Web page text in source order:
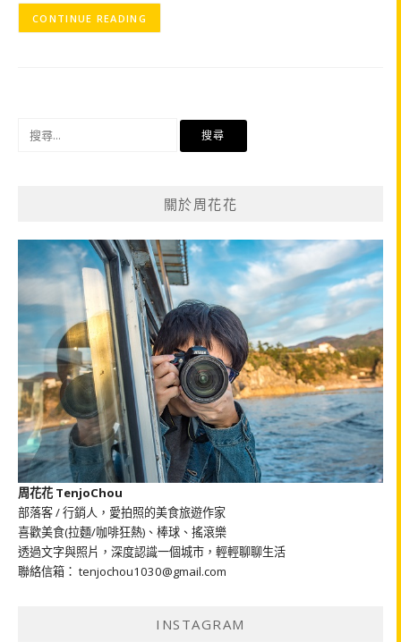
CONTINUE READING
關於周花花
周花花 TenjoChou
部落客 / 行銷人，愛拍照的美食旅遊作家
喜歡美食(拉麵/咖啡狂熱)、棒球、搖滾樂
透過文字與照片，深度認識一個城市，輕輕聊聊生活
聯絡信箱： tenjochou1030@gmail.com
INSTAGRAM